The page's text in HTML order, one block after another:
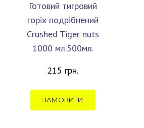
Готовий тигровий
горіх подрібнений
Crushed Tiger nuts
1000 мл.500мл.
215 грн.
ЗАМОВИТИ